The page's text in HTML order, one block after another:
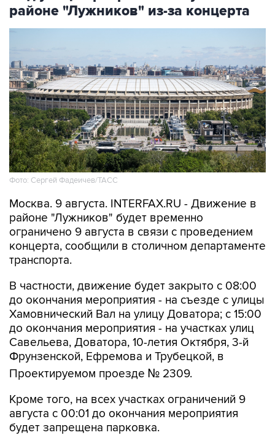
районе "Лужников" из-за концерта
Фото: Сергей Фадеичев/ТАСС
Москва. 9 августа. INTERFAX.RU - Движение в
районе "Лужников" будет временно
ограничено 9 августа в связи с проведением
концерта, сообщили в столичном департаменте
транспорта.
В частности, движение будет закрыто с 08:00
до окончания мероприятия - на съезде с улицы
Хамовнический Вал на улицу Доватора; с 15:00
до окончания мероприятия - на участках улиц
Савельева, Доватора, 10-летия Октября, 3-й
Фрунзенской, Ефремова и Трубецкой, в
Проектируемом проезде № 2309.
Кроме того, на всех участках ограничений 9
августа с 00:01 до окончания мероприятия
будет запрещена парковка.